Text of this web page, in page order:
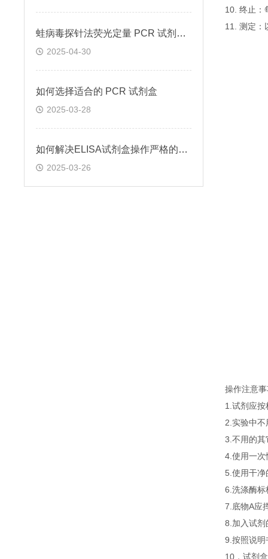
蛙病毒探针法荧光定量 PCR 试剂盒定量定性检测
2025-04-30
如何选择适合的 PCR 试剂盒
2025-03-28
如何解决ELISA试剂盒操作严格的问题
2025-03-26
10. 终止：
11. 测定：
操作注意
1.试剂应
2.实验中
3.不用的其
4.使用一次
5.使用干净
6.洗涤酶标
7.底物A应
8.加入试剂
9.按照说明
10．试剂